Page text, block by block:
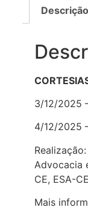
Descrição
3/12/2025
4/12/2025
Advocacia
CE, ESA-
Mais